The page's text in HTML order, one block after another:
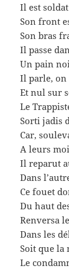
Il est
Son front
Son bras
Il passe
Un pain
Il parle, on
Et nul sur
Le
Sorti jadis
Car,
A leurs
Il reparut
Dans
Ce fouet
Du haut
Renversa
Dans les
Soit que la
Le